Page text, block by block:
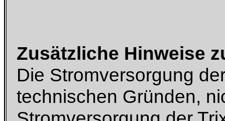
Zusätzliche Hinweise
Die Stromversorgung
technischen Gründen,